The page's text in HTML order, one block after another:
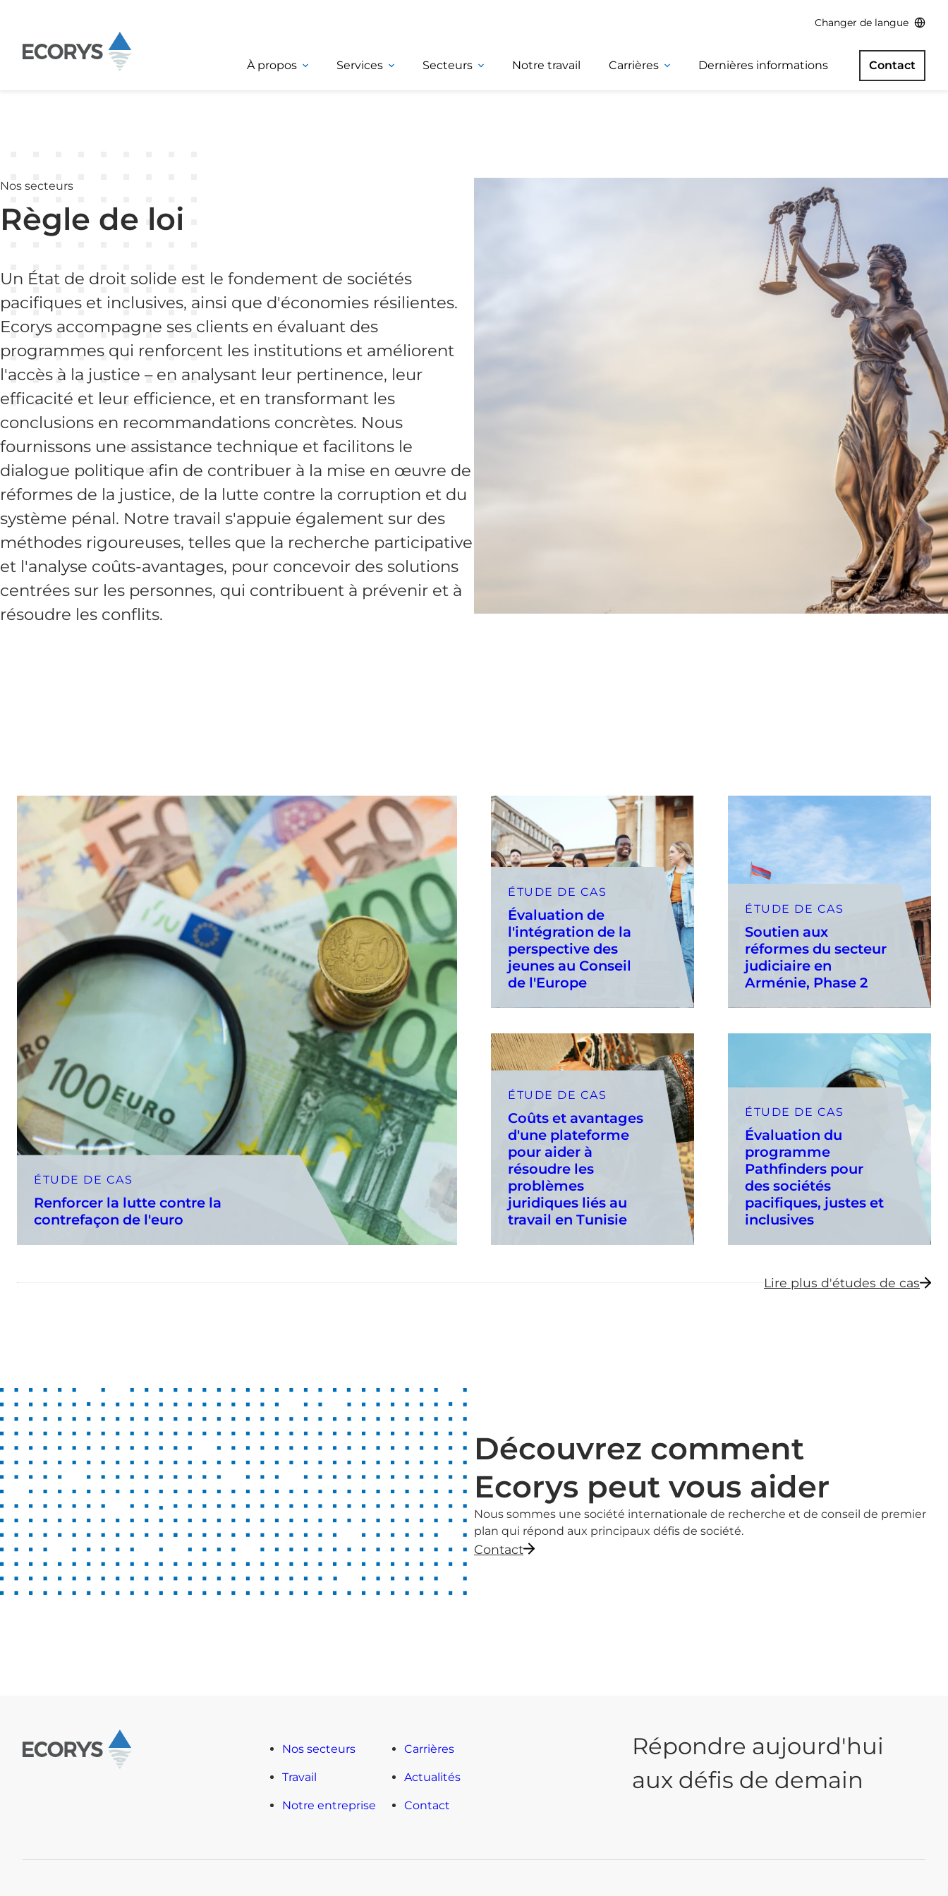
Changer de langue
À propos Services Secteurs Notre travail Carrières Dernières informations Contact
Nos secteurs
Règle de loi
Un État de droit solide est le fondement de sociétés
pacifiques et inclusives, ainsi que d'économies résilientes.
Ecorys accompagne ses clients en évaluant des
programmes qui renforcent les institutions et améliorent
l'accès à la justice – en analysant leur pertinence, leur
efficacité et leur efficience, et en transformant les
conclusions en recommandations concrètes. Nous
fournissons une assistance technique et facilitons le
dialogue politique afin de contribuer à la mise en œuvre de
réformes de la justice, de la lutte contre la corruption et du
système pénal. Notre travail s'appuie également sur des
méthodes rigoureuses, telles que la recherche participative
et l'analyse coûts-avantages, pour concevoir des solutions
centrées sur les personnes, qui contribuent à prévenir et à
résoudre les conflits.
ÉTUDE DE CAS
Renforcer la lutte contre la
contrefaçon de l'euro
ÉTUDE DE CAS
Évaluation de
l'intégration de la
perspective des
jeunes au Conseil
de l'Europe
ÉTUDE DE CAS
Soutien aux
réformes du secteur
judiciaire en
Arménie, Phase 2
ÉTUDE DE CAS
Coûts et avantages
d'une plateforme
pour aider à
résoudre les
problèmes
juridiques liés au
travail en Tunisie
ÉTUDE DE CAS
Évaluation du
programme
Pathfinders pour
des sociétés
pacifiques, justes et
inclusives
Lire plus d'études de cas
Découvrez comment
Ecorys peut vous aider
Nous sommes une société internationale de recherche et de conseil de premier
plan qui répond aux principaux défis de société.
Contact
Nos secteurs
Travail
Notre entreprise
Carrières
Actualités
Contact
Répondre aujourd'hui
aux défis de demain